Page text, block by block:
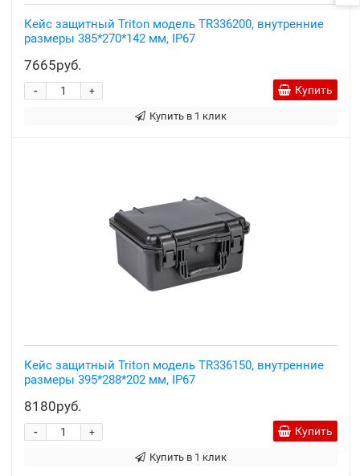
Кейс защитный Triton модель TR336200, внутренние
размеры 385*270*142 мм, IP67
7665руб.
+
- Купить
Купить в 1 клик
Кейс защитный Triton модель TR336150, внутренние
размеры 395*288*202 мм, IP67
8180руб.
+
- Купить
Купить в 1 клик